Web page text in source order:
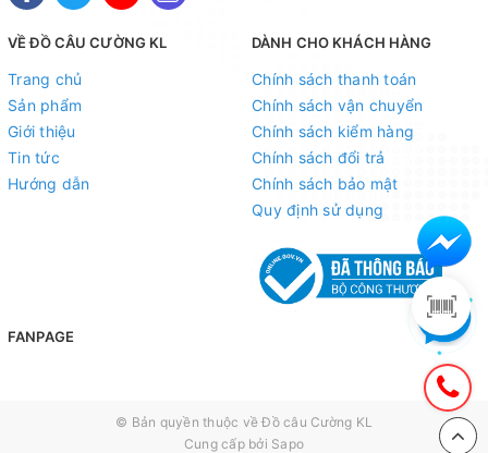
VỀ ĐỒ CÂU CƯỜNG KL
Trang chủ
Sản phẩm
Giới thiệu
Tin tức
Hướng dẫn
DÀNH CHO KHÁCH HÀNG
Chính sách thanh toán
Chính sách vận chuyển
Chính sách kiểm hàng
Chính sách đổi trả
Chính sách bảo mật
Quy định sử dụng
FANPAGE
© Bản quyền thuộc vềĐồ câu Cường KL
Cung cấp bởi Sapo